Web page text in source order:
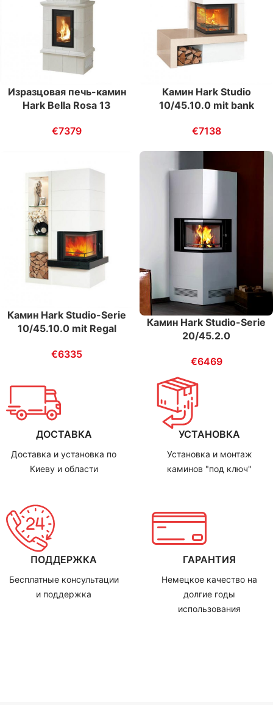
Изразцовая печь-камин
Hark Bella Rosa 13
€7379
Камин Hark Studio
10/45.10.0 mit bank
€7138
Камин Hark Studio-Serie
10/45.10.0 mit Regal
€6335
Камин Hark Studio-Serie
20/45.2.0
€6469
ДОСТАВКА
Доставка и установка по
Киеву и области
УСТАНОВКА
Установка и монтаж
каминов "под ключ"
ПОДДЕРЖКА
Бесплатные консультации
и поддержка
ГАРАНТИЯ
Немецкое качество на
долгие годы
использования